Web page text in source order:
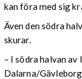
kan föra med sig
Även den södra
skurar.
– I södra halvan av
Dalarna/